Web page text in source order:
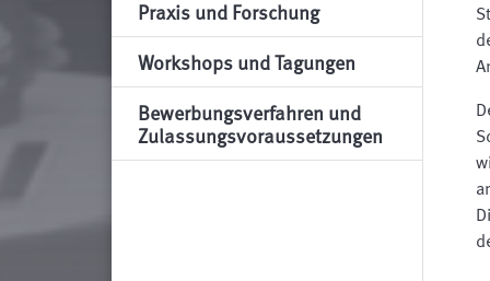
Praxis und Forschung
Workshops und Tagungen
Bewerbungsverfahren und
Zulassungsvoraussetzungen